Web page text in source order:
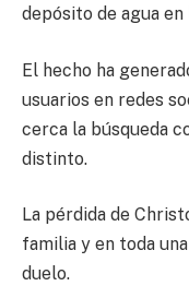
depósito de agua
El hecho ha
usuarios en redes
cerca la búsqueda
distinto.
La pérdida de
familia y en toda
duelo.